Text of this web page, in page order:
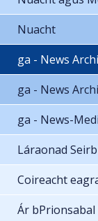
Nuacht
ga - News
ga - News
ga - News-
Láraonad
Coireacht
Ár